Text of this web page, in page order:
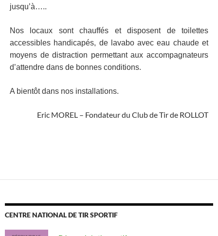
jusqu’à…..
Nos locaux sont chauffés et disposent de toilettes
accessibles handicapés, de lavabo avec eau chaude et
moyens dedistraction permettant aux accompagnateurs
d’attendre dans de bonnes conditions.
A bientôt dans nos installations.
Eric MOREL – Fondateur du Club de Tir de ROLLOT
CENTRE NATIONAL DE TIR SPORTIF